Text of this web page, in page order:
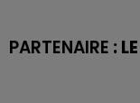
PARTENAIRE :